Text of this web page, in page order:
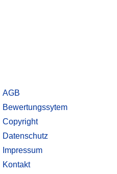
AGB
Bewertungssytem
Copyright
Datenschutz
Impressum
Kontakt